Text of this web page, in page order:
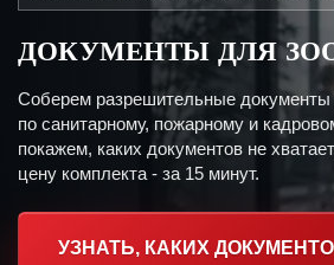
ДОКУМЕНТЫ ДЛЯ
Соберем разрешительные документы
по санитарному, пожарному и
покажем, каких документов не
цену комплекта - за 15 минут.
УЗНАТЬ, КАКИХ